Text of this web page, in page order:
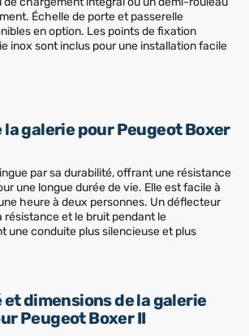
Échelle de porte et passerelle
en option. Les points de fixation
inox sont inclus pour une installation facile
la galerie pour Peugeot Boxer
par sa durabilité, offrant une résistance
une longue durée de vie. Elle est facile à
heure à deux personnes. Un déflecteur
résistance et le bruit pendant le
une conduite plus silencieuse et plus
dimensions de la galerie
Peugeot Boxer II